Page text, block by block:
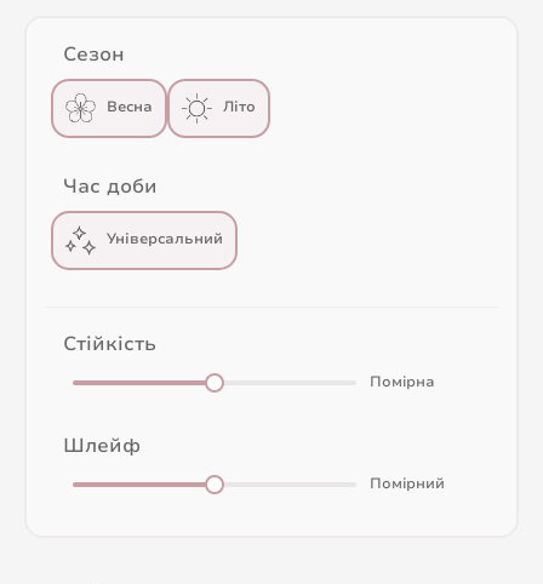
Сезон
Весна Літо
Час доби
Універсальний
Стійкість
Помірна
Шлейф
Помірний